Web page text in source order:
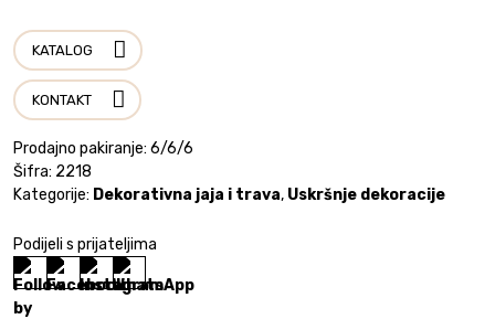
KATALOG
KONTAKT
Prodajno pakiranje: 6/6/6
Šifra: 2218
Kategorije: Dekorativna jaja i trava, Uskršnje dekoracije
Podijeli s prijateljima